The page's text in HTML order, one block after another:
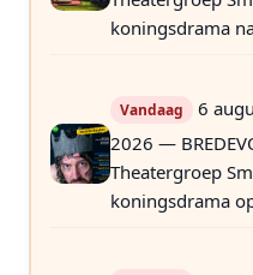
koningsdrama
Vandaag
6
2026 —
Theatergroep
koningsdrama